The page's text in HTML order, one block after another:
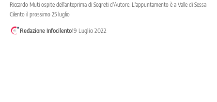
Riccardo Muti ospite dell'anteprima di Segreti d'Autore. L'appuntamento è a Valle di Sessa
Cilento il prossimo 25 luglio
Redazione Infocilento19 Luglio 2022